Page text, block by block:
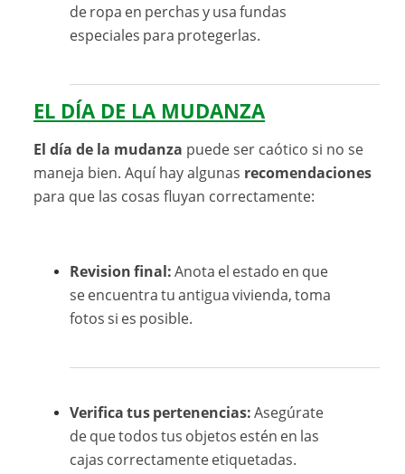
de ropa en perchas y usa fundas
especiales para protegerlas.
EL DÍA DE LA MUDANZA
El día de la mudanza puede ser caótico si no se
maneja bien. Aquí hay algunas recomendaciones
para que las cosas fluyan correctamente:
Revision final:Anota el estado en que
se encuentra tu antigua vivienda, toma
fotos si es posible.
Verifica tus pertenencias:Asegúrate
de que todos tus objetos estén en las
cajas correctamente etiquetadas.